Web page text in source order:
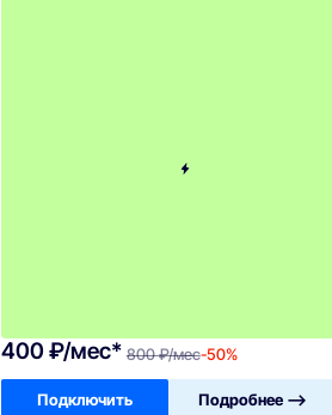
400 ₽/мес* 800 ₽/мес-50%
Подключить Подробнее —>